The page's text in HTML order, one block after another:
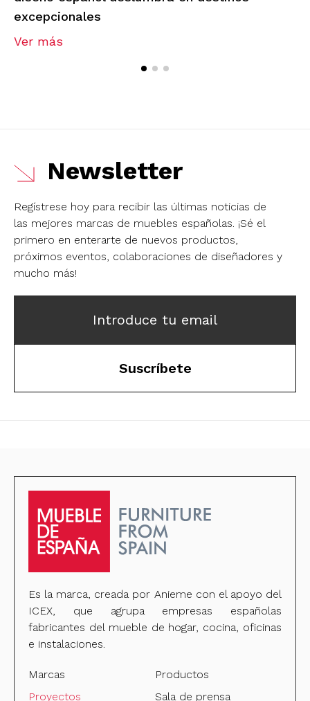
excepcionales
Ver más
Newsletter
Regístrese hoy para recibir las últimas noticias de
las mejores marcas de muebles españolas. ¡Sé el
primero en enterarte de nuevos productos,
próximos eventos, colaboraciones de diseñadores y
mucho más!
Introduce tu email
Suscríbete
Es la marca, creada por Anieme con el apoyo del
ICEX, que agrupa empresas españolas
fabricantes del mueble de hogar, cocina, oficinas
e instalaciones.
Marcas
Productos
Proyectos
Sala de prensa